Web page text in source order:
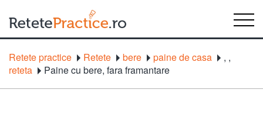
Retete practice Retete bere ,
paine de casa
,
reteta
Paine cu bere, fara framantare